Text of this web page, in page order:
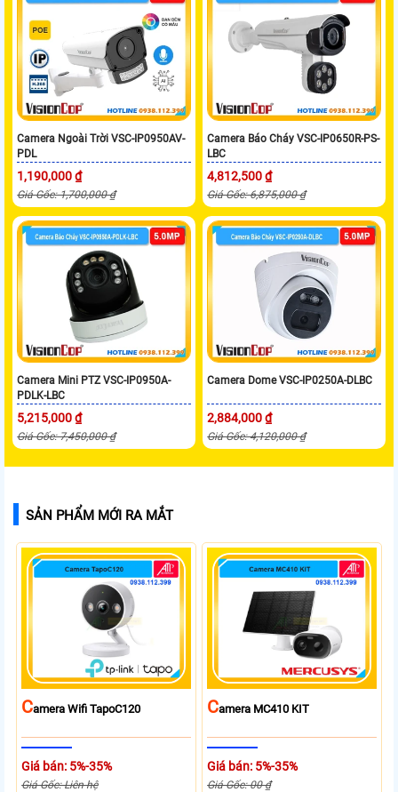
Camera Ngoài Trời VSC-IP0950AV-
PDL
1,190,000 ₫
Giá Gốc: 1,700,000 ₫
Camera Báo Cháy VSC-IP0650R-PS-
LBC
4,812,500 ₫
Giá Gốc: 6,875,000 ₫
Camera Mini PTZ VSC-IP0950A-
PDLK-LBC
5,215,000 ₫
Giá Gốc: 7,450,000 ₫
Camera Dome VSC-IP0250A-DLBC
2,884,000 ₫
Giá Gốc: 4,120,000 ₫
SẢN PHẨM MỚI RA MẮT
CAmera Wifi TapoC120
Giá bán: 5%-35%
Giá Gốc: Liên hệ
CAmera MC410 KIT
Giá bán: 5%-35%
Giá Gốc: 00 ₫